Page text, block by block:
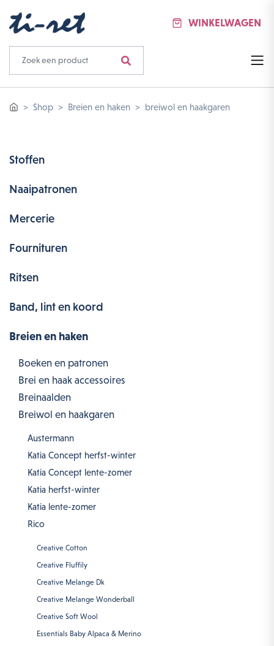
WINKELWAGEN
Shop Breien en haken breiwol en haakgaren
Stoffen
Naaipatronen
Mercerie
Fournituren
Ritsen
Band, lint en koord
Breien en haken
Boeken en patronen
Brei en haak accessoires
Breinaalden
Breiwol en haakgaren
Austermann
Katia Concept herfst-winter
Katia Concept lente-zomer
Katia herfst-winter
Katia lente-zomer
Rico
Creative Cotton
Creative Fluffily
Creative Melange Dk
Creative Melange Wonderball
Creative Soft Wool
Essentials Baby Alpaca & Merino